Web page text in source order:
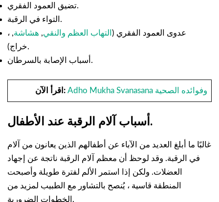
تضيق العمود الفقري.
التواء في الرقبة.
عدوى العمود الفقري ( التهاب العظم والنقي, هشاشة, ،
خراج).
أسباب الإصابة بالسرطان.
اقرأ الآن: Adho Mukha Svanasana وفوائده الصحية
أسباب آلام الرقبة عند الأطفال.
غالبًا ما أبلغ العديد من الآباء عن أطفالهم الذين يعانون من آلام
في الرقبة. وقد لوحظ أن معظم آلام الرقبة ناتجة عن إجهاد
العضلات. ولكن إذا استمر الألم لفترة طويلة وأصبحت
المنطقة قاسية ، يُنصح بالتشاور مع الطبيب لمزيد من
الخطوات الضرورية.